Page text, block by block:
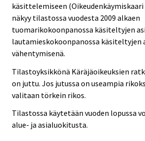
käsittelemiseen (Oikeudenkäymiskaari
näkyy tilastossa vuodesta 2009 alkaen
tuomarikokoonpanossa käsiteltyjen
lautamieskokoonpanossa käsiteltyjen
vähentymisenä.
Tilastoyksikkönä Käräjäoikeuksien
on juttu. Jos jutussa on useampia
valitaan törkein rikos.
Tilastossa käytetään vuoden lopussa
alue- ja asialuokitusta.